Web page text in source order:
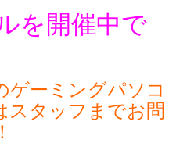
を開催中で
ゲーミングパソコ
スタッフまでお問